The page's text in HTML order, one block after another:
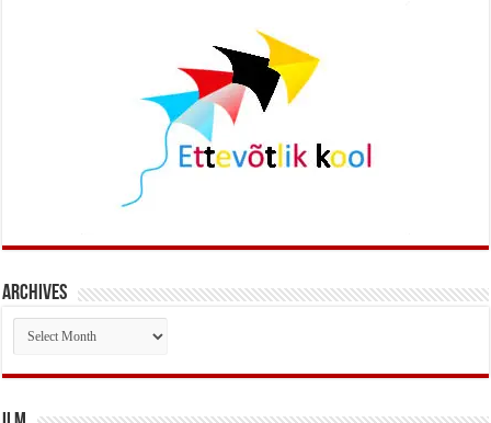
Archives
Archives